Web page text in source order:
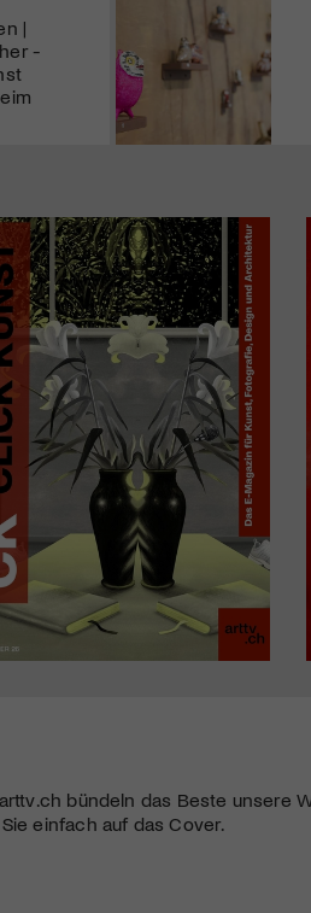
|
-
bündeln das Beste unsere
einfach auf das Cover.